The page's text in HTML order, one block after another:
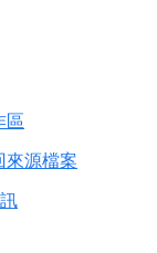
區
來源檔案